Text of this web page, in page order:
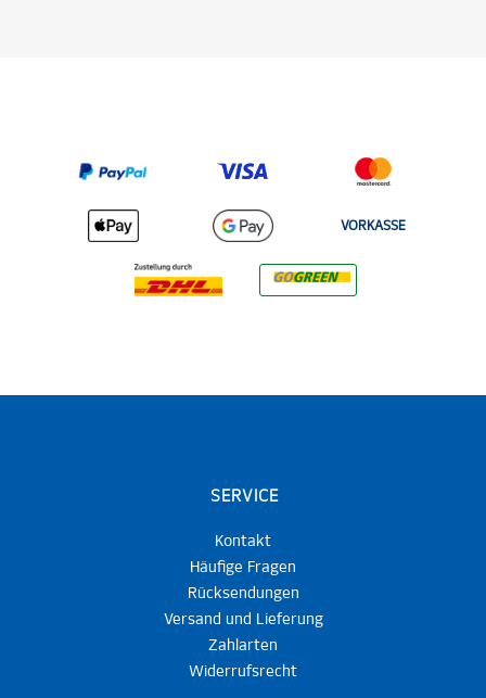
VORKASSE
SERVICE
Kontakt
Häufige Fragen
Rücksendungen
Versand und Lieferung
Zahlarten
Widerrufsrecht